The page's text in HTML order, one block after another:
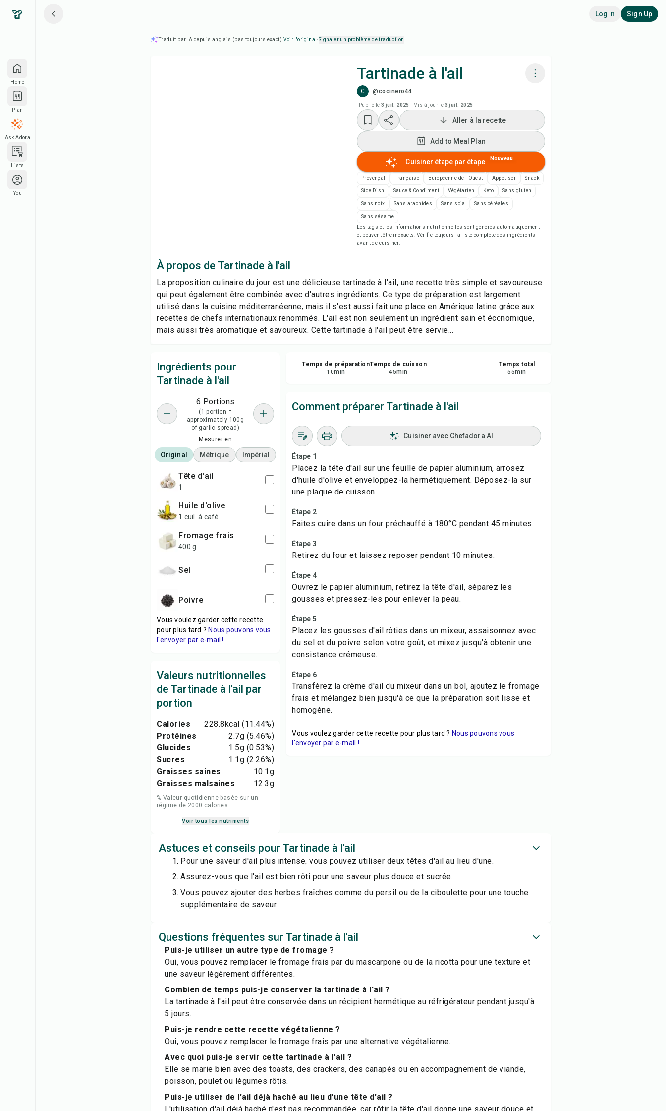
Home
Plan
Ask Adora
Lists
You
Log In Sign Up
Traduit par IA depuis anglais (pas toujours exact).Voir l'original ·Signaler un problème de traduction
Tartinade à l'ail
C @cocinero44
Publié le 3 juil. 2025 · Mis à jour le 3 juil. 2025
Add to Meal Plan
Add to Shopping List
Notes de recette
Imprimer la recette
Enregistrer
Signaler
Aller à la recette
Add to Meal Plan
Cuisiner étape par étape Nouveau
Provençal Française Européenne de l'Ouest Appetiser Snack
Side Dish Sauce & Condiment Végétarien Keto Sans gluten
Sans noix Sans arachides Sans soja Sans céréales
Sans sésame
Les tags et les informations nutritionnelles sont générés automatiquement
et peuvent être inexacts. Vérifie toujours la liste complète des ingrédients
avant de cuisiner.
À propos de Tartinade à l'ail
La proposition culinaire du jour est une délicieuse tartinade à l'ail, une recette très simple et savoureuse
qui peut également être combinée avec d'autres ingrédients. Ce type de préparation est largement
utilisé dans la cuisine méditerranéenne, mais il s'est aussi fait une place en Amérique latine grâce aux
recettes de chefs internationaux renommés. L'ail est non seulement un ingrédient sain et économique,
mais aussi très aromatique et savoureux. Cette tartinade à l'ail peut être servie...
Ingrédients pour
Tartinade à l'ail
6 Portions
(1 portion =
approximately 100g
of garlic spread)
Mesurer en
Original Métrique Impérial
tête d'ail
1
huile d'olive
1 cuil. à café
fromage frais
400 g
sel
poivre
Vous voulez garder cette recette
pour plus tard ? Nous pouvons vous
l'envoyer par e-mail !
Valeurs nutritionnelles
de Tartinade à l'ail par
portion
Calories 228.8kcal (11.44%)
Protéines
2.7g (5.46%)
Glucides
1.5g (0.53%)
Sucres
1.1g (2.26%)
Graisses saines
10.1g
Graisses malsaines
12.3g
% Valeur quotidienne basée sur un
régime de 2000 calories
Voir tous les nutriments
Temps de préparation
10min
Temps de cuisson
45min
Temps total
55min
Comment préparer Tartinade à l'ail
Cuisiner avec Chefadora AI
Étape 1
Placez la tête d'ail sur une feuille de papier aluminium, arrosez
d'huile d'olive et enveloppez-la hermétiquement. Déposez-la sur
une plaque de cuisson.
Étape 2
Faites cuire dans un four préchauffé à 180°C pendant 45 minutes.
Étape 3
Retirez du four et laissez reposer pendant 10 minutes.
Étape 4
Ouvrez le papier aluminium, retirez la tête d'ail, séparez les
gousses et pressez-les pour enlever la peau.
Étape 5
Placez les gousses d'ail rôties dans un mixeur, assaisonnez avec
du sel et du poivre selon votre goût, et mixez jusqu'à obtenir une
consistance crémeuse.
Étape 6
Transférez la crème d'ail du mixeur dans un bol, ajoutez le fromage
frais et mélangez bien jusqu'à ce que la préparation soit lisse et
homogène.
Vous voulez garder cette recette pour plus tard ? Nous pouvons vous
l'envoyer par e-mail !
Astuces et conseils pour Tartinade à l'ail
Pour une saveur d'ail plus intense, vous pouvez utiliser deux têtes d'ail au lieu d'une.
Assurez-vous que l'ail est bien rôti pour une saveur plus douce et sucrée.
Vous pouvez ajouter des herbes fraîches comme du persil ou de la ciboulette pour une touche
supplémentaire de saveur.
Questions fréquentes sur Tartinade à l'ail
Puis-je utiliser un autre type de fromage ?
Oui, vous pouvez remplacer le fromage frais par du mascarpone ou de la ricotta pour une texture et
une saveur légèrement différentes.
Combien de temps puis-je conserver la tartinade à l'ail ?
La tartinade à l'ail peut être conservée dans un récipient hermétique au réfrigérateur pendant jusqu'à
5 jours.
Puis-je rendre cette recette végétalienne ?
Oui, vous pouvez remplacer le fromage frais par une alternative végétalienne.
Avec quoi puis-je servir cette tartinade à l'ail ?
Elle se marie bien avec des toasts, des crackers, des canapés ou en accompagnement de viande,
poisson, poulet ou légumes rôtis.
Puis-je utiliser de l'ail déjà haché au lieu d'une tête d'ail ?
L'utilisation d'ail déjà haché n'est pas recommandée, car rôtir la tête d'ail donne une saveur douce et